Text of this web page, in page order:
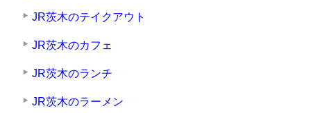
JR茨木のテイクアウト
JR茨木のカフェ
JR茨木のランチ
JR茨木のラーメン